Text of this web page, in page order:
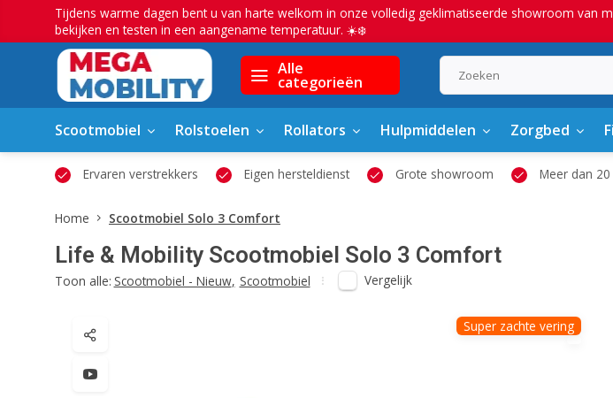
Tijdens warme dagen bent u van harte welkom in onze volledig geklimatiseerde showroom van
bekijken en testen in een aangename temperatuur. ☀️❄️
Alle
categorieën
Scootmobiel Rolstoelen Rollators Hulpmiddelen Zorgbed
Ervaren verstrekkers Eigen hersteldienst Grote showroom Meer dan 20 jaar
Home Scootmobiel Solo 3 Comfort
Life & Mobility Scootmobiel Solo 3 Comfort
Toon alle: Scootmobiel - Nieuw, Scootmobiel Vergelijk
Super zachte vering